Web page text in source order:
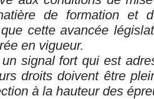
de formation et
cette avancée
en vigueur.
un signal fort qui est
droits doivent être
à la hauteur des